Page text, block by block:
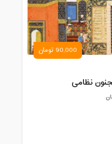
90,000 تومان
نظامی